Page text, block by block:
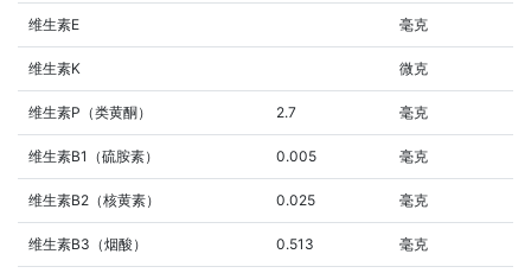
维生素E 毫克
维生素K 微克
维生素P（类黄酮） 2.7 毫克
维生素B1（硫胺素） 0.005 毫克
维生素B2（核黄素） 0.025 毫克
维生素B3（烟酸） 0.513 毫克